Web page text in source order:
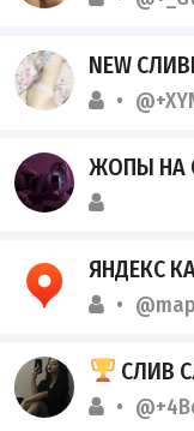
NEW
ЖОПЫ НА
ЯНДЕКС
СЛИВ